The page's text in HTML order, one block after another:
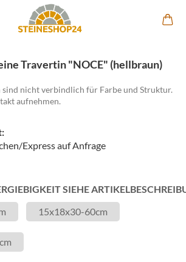
Travertin "NOCE" (hellbraun)
nicht verbindlich für Farbe und Struktur.
aufnehmen.
Express auf Anfrage
SIEHE
15x18x30-60cm